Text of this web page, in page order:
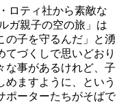
ロティ社から素敵な
ガ親子の空の旅」は
の子を守るんだ」と湧
てづくしで思いどおり
な事があるけれど、子
めますように、という
ポーターたちがそばで